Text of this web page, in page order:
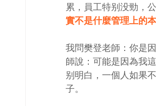
累，員工特别没勁，
實不是什麼管理上的
我問樊登老師：你是
師說：可能是因為我
别明白，一個人如果
子。